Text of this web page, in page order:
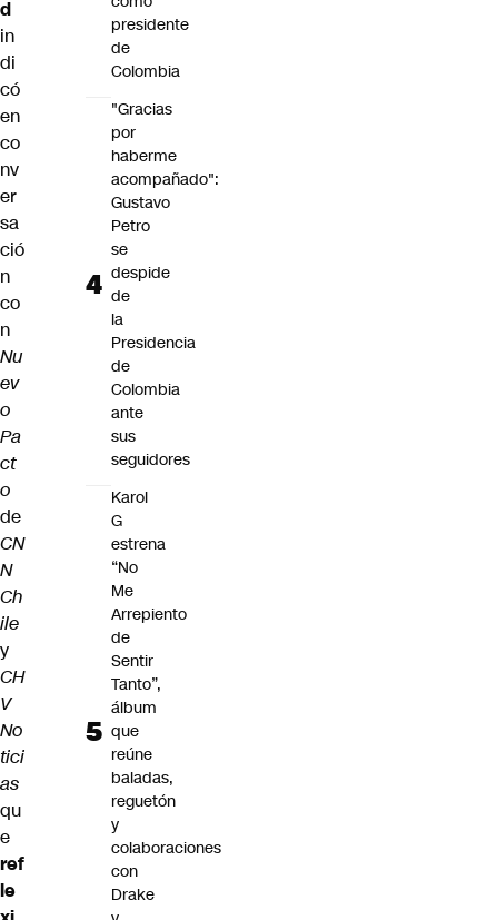
d
in
di
có
en
co
nv
er
sa
ció
n
co
n
Nu
ev
o
Pa
ct
o
de
CN
N
Ch
ile
y
CH
V
No
tici
as
qu
e
ref
le
presidente
de
Colombia
"Gracias
por
haberme
acompañado":
Gustavo
Petro
se
despide
de
la
Presidencia
de
Colombia
ante
sus
seguidores
Karol
G
estrena
“No
Me
Arrepiento
de
Sentir
Tanto”,
álbum
que
reúne
baladas,
reguetón
y
colaboraciones
con
Drake